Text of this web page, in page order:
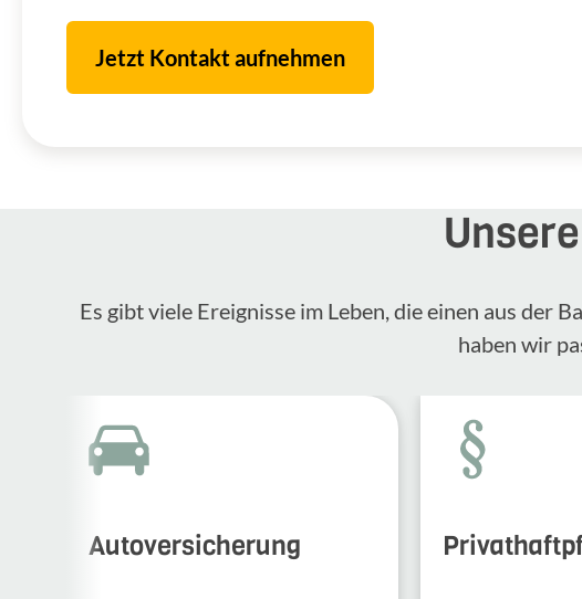
Jetzt Kontakt aufnehmen
Es gibt viele Ereignisse im Leben, die einen aus der
haben wir
Autoversicherung